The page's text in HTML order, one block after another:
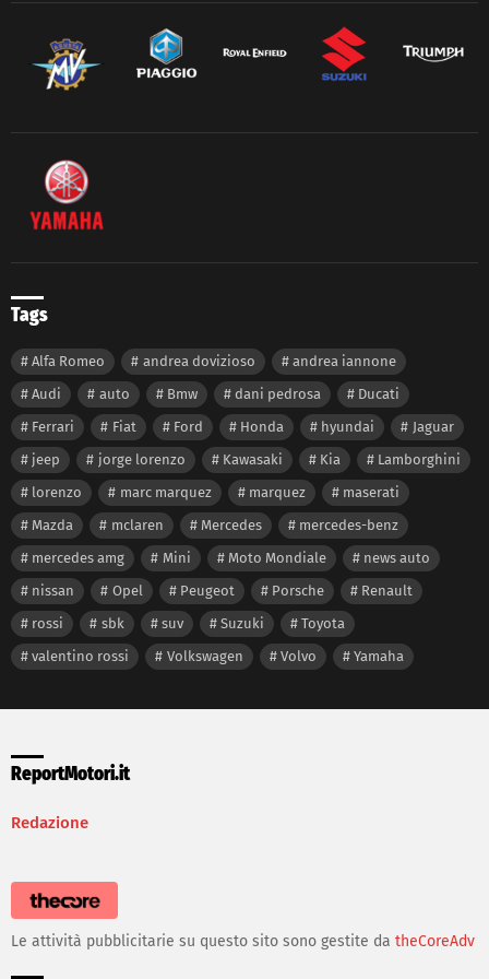
Tags
Alfa Romeo andrea dovizioso
andrea iannone
Audi
auto Bmw dani pedrosa
Ducati
Ferrari
Fiat Ford Honda hyundai
Jaguar
jeep
jorge lorenzo Kawasaki Kia
Lamborghini
lorenzo
marc marquez marquez
maserati
Mazda
mclaren Mercedes
mercedes-benz
mercedes amg
Mini Moto Mondiale
news auto
nissan
Opel Peugeot Porsche
Renault
rossi
sbk suv Suzuki
Toyota
valentino rossi
Volkswagen Volvo Yamaha
ReportMotori.it
Redazione
Le attività pubblicitarie su questo sito sono gestite da theCoreAdv